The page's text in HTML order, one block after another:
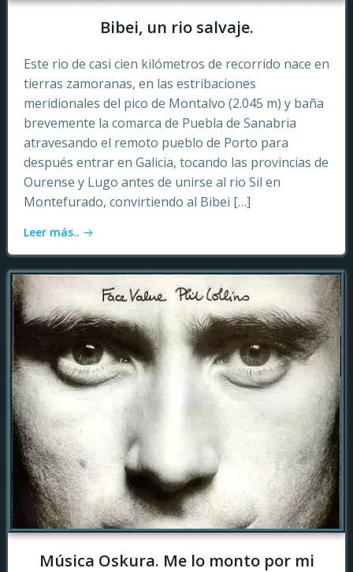
Bibei, un rio salvaje.
Este rio de casi cien kilómetros de recorrido nace en
tierras zamoranas, en las estribaciones
meridionales del pico de Montalvo (2.045 m) y baña
brevemente la comarca de Puebla de Sanabria
atravesando el remoto pueblo de Porto para
después entrar en Galicia, tocando las provincias de
Ourense y Lugo antes de unirse al rio Sil en
Montefurado, convirtiendo al Bibei […]
Leer más..
Música Oskura. Me lo monto por mi